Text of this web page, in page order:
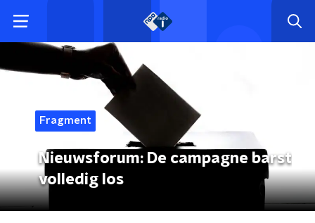
Fragment
Nieuwsforum: De campagne barst
volledig los